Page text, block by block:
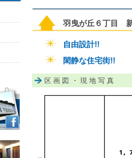
羽曳が丘６丁目
自由設計!!
閑静な住宅街!!
区画図・現地写真